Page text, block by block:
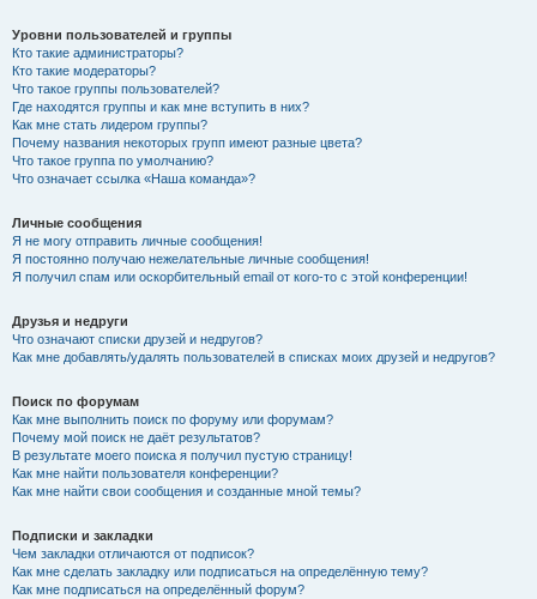
Уровни пользователей и группы
Кто такие администраторы?
Кто такие модераторы?
Что такое группы пользователей?
Где находятся группы и как мне вступить в них?
Как мне стать лидером группы?
Почему названия некоторых групп имеют разные цвета?
Что такое группа по умолчанию?
Что означает ссылка «Наша команда»?
Личные сообщения
Я не могу отправить личные сообщения!
Я постоянно получаю нежелательные личные сообщения!
Я получил спам или оскорбительный email от кого-то с этой конференции!
Друзья и недруги
Что означают списки друзей и недругов?
Как мне добавлять/удалять пользователей в списках моих друзей и недругов?
Поиск по форумам
Как мне выполнить поиск по форуму или форумам?
Почему мой поиск не даёт результатов?
В результате моего поиска я получил пустую страницу!
Как мне найти пользователя конференции?
Как мне найти свои сообщения и созданные мной темы?
Подписки и закладки
Чем закладки отличаются от подписок?
Как мне сделать закладку или подписаться на определённую тему?
Как мне подписаться на определённый форум?